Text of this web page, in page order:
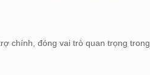
chính, đóng vai trò quan trọng trong